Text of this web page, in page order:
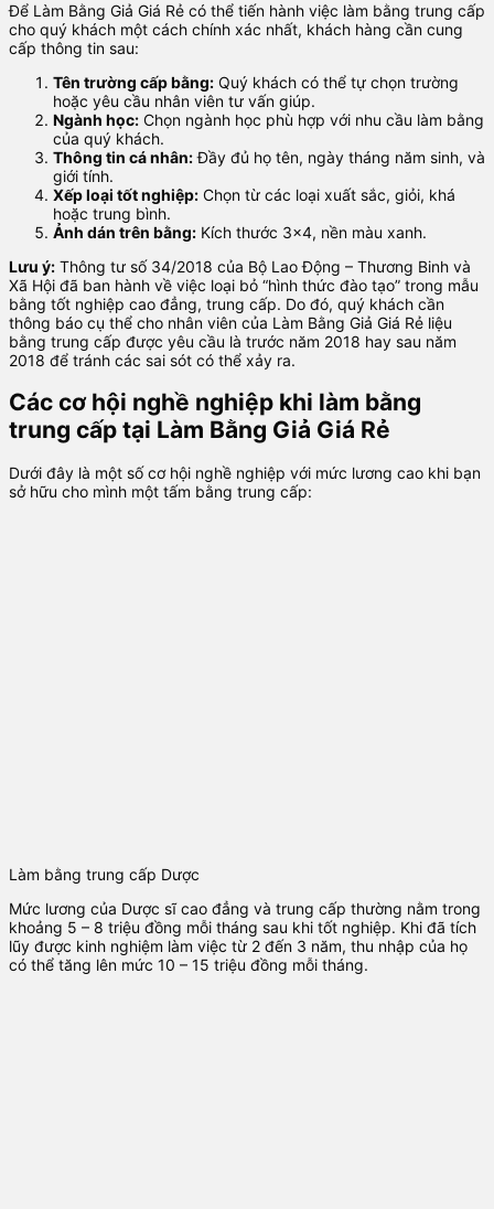
Để Làm Bằng Giả Giá Rẻ có thể tiến hành việc làm bằng trung cấp
cho quý khách một cách chính xác nhất, khách hàng cần cung
cấp thông tin sau:
Tên trường cấp bằng: Quý khách có thể tự chọn trường
hoặc yêu cầu nhân viên tư vấn giúp.
Ngành học: Chọn ngành học phù hợp với nhu cầu làm bằng
của quý khách.
Thông tin cá nhân:Đầy đủ họ tên, ngày tháng năm sinh, và
giới tính.
Xếp loại tốt nghiệp: Chọn từ các loại xuất sắc, giỏi, khá
hoặc trung bình.
Ảnh dán trên bằng: Kích thước 3×4, nền màu xanh.
Lưu ý: Thông tư số 34/2018 của Bộ Lao Động – Thương Binh và
Xã Hội đã ban hành về việc loại bỏ “hình thức đào tạo” trong mẫu
bằng tốt nghiệp cao đẳng, trung cấp. Do đó, quý khách cần
thông báo cụ thể cho nhân viên của Làm Bằng Giả Giá Rẻ liệu
bằng trung cấp được yêu cầu là trước năm 2018 hay sau năm
2018 để tránh các sai sót có thể xảy ra.
Các cơ hội nghề nghiệp khi làm bằng
trung cấp tại Làm Bằng Giả Giá Rẻ
Dưới đây là một số cơ hội nghề nghiệp với mức lương cao khi bạn
sở hữu cho mình một tấm bằng trung cấp:
Làm bằng trung cấp Dược
Mức lương của Dược sĩ cao đẳng và trung cấp thường nằm trong
khoảng 5 – 8 triệu đồng mỗi tháng sau khi tốt nghiệp. Khi đã tích
lũy được kinh nghiệm làm việc từ 2 đến 3 năm, thu nhập của họ
có thể tăng lên mức 10 – 15 triệu đồng mỗi tháng.